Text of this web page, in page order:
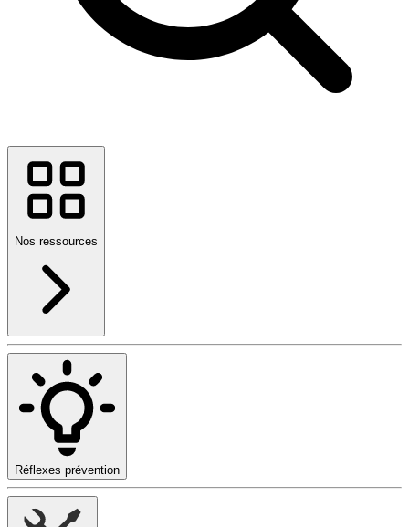
Nos ressources
Réflexes prévention